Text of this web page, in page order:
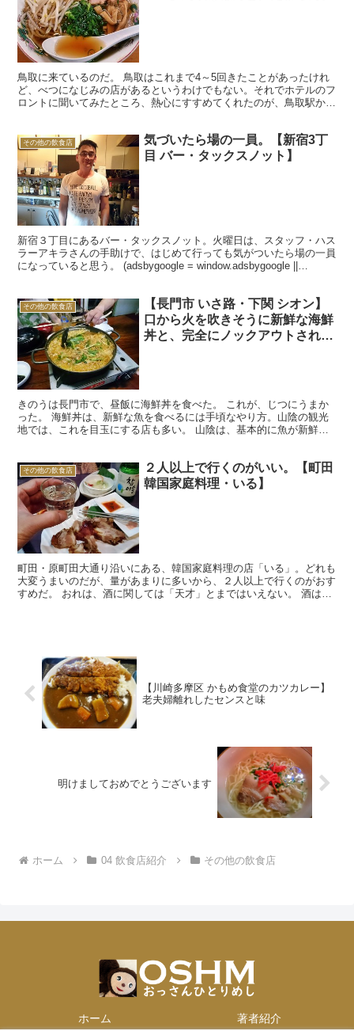
鳥取に来ているのだ。 鳥取はこれまで4～5回きたことがあったけれ
ど、べつになじみの店があるというわけでもない。それでホテルのフ
ロントに聞いてみたところ、熱心にすすめてくれたのが、鳥取駅から
その他の飲食店
気づいたら場の一員。【新宿3丁
目 バー・タックスノット】
新宿３丁目にあるバー・タックスノット。火曜日は、スタッフ・ハス
ラーアキラさんの手助けで、はじめて行っても気がついたら場の一員
になっていると思う。 (adsbygoogle = window.adsbygoogle ||
その他の飲食店
【長門市 いさ路・下関 シオン】
口から火を吹きそうに新鮮な海鮮
丼と、完全にノックアウトされる
きのうは長門市で、昼飯に海鮮丼を食べた。 これが、じつにうまか
った。 海鮮丼は、新鮮な魚を食べるには手頃なやり方。山陰の観光
地では、これを目玉にする店も多い。 山陰は、基本的に魚が新鮮だ
その他の飲食店
２人以上で行くのがいい。【町田
韓国家庭料理・いる】
町田・原町田大通り沿いにある、韓国家庭料理の店「いる」。どれも
大変うまいのだが、量があまりに多いから、２人以上で行くのがおす
すめだ。 おれは、酒に関しては「天才」とまではいえない。 酒は、
【川崎多摩区 かもめ食堂のカツカレー】
老夫婦離れしたセンスと味
明けましておめでとうございます
ホーム 04 飲食店紹介 その他の飲食店
ホーム 著者紹介